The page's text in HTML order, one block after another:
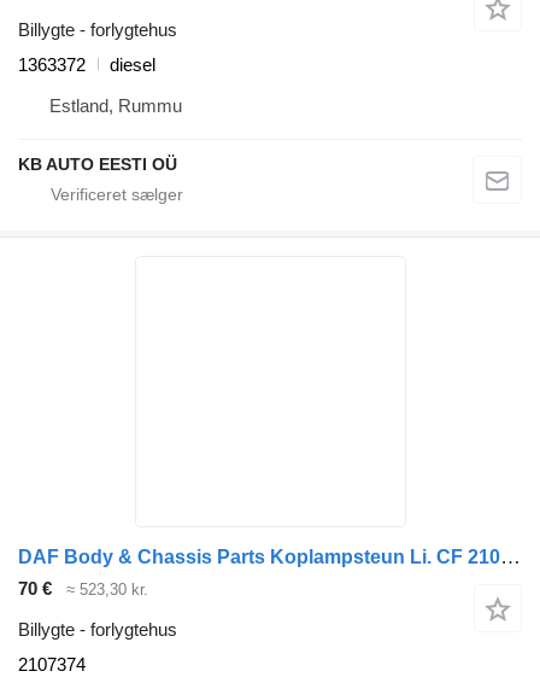
Billygte - forlygtehus
1363372
diesel
Estland, Rummu
KB AUTO EESTI OÜ
DAF Body & Chassis Parts Koplampsteun Li. CF 2107374 forlygtehus til lastbil
70 € ≈ 523,30 kr.
Billygte - forlygtehus
2107374